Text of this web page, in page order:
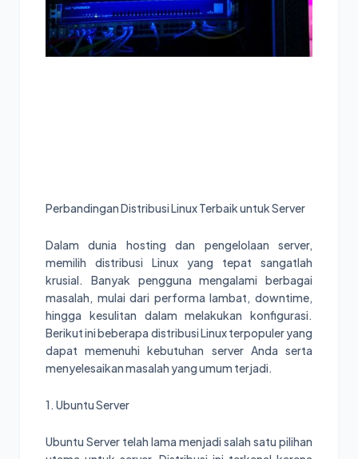
Perbandingan Distribusi Linux Terbaik untuk Server
Dalam dunia hosting dan pengelolaan server,
memilih distribusi Linux yang tepat sangatlah
krusial. Banyak pengguna mengalami berbagai
masalah, mulai dari performa lambat, downtime,
hingga kesulitan dalam melakukan konfigurasi.
Berikut ini beberapa distribusi Linux terpopuler yang
dapat memenuhi kebutuhan server Anda serta
menyelesaikan masalah yang umum terjadi.
1. Ubuntu Server
Ubuntu Server telah lama menjadi salah satu pilihan